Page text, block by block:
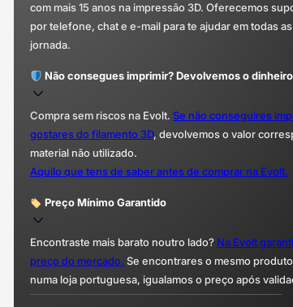
com mais 15 anos na impressão 3D. Oferecemos
por telefone, chat e e-mail para te ajudar em todas
jornada.
Não consegues imprimir? Devolvemos o
Compra sem riscos na Evolt. Se não conseguires
gostares do filamento 3D, devolvemos o valor
material não utilizado.
Aquilo que tens de saber antes de comprar na Evolt.
Preço Mínimo Garantido
Encontraste mais barato noutro lado? Na Evolt
preço do mercado. Se encontrares o mesmo
numa loja portuguesa, igualamos o preço após